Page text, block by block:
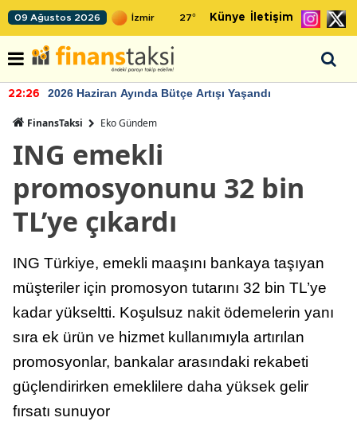
09 Ağustos 2026 27° Künye İletişim
22:26 2026 Haziran Ayında Bütçe Artışı Yaşandı
FinansTaksi Eko Gündem
ING emekli
promosyonunu 32 bin
TL’ye çıkardı
ING Türkiye, emekli maaşını bankaya taşıyan
müşteriler için promosyon tutarını 32 bin TL’ye
kadar yükseltti. Koşulsuz nakit ödemelerin yanı
sıra ek ürün ve hizmet kullanımıyla artırılan
promosyonlar, bankalar arasındaki rekabeti
güçlendirirken emeklilere daha yüksek gelir
fırsatı sunuyor